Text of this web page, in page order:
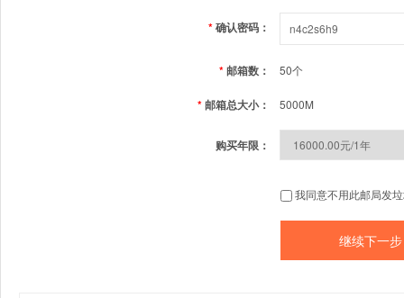
*确认密码：
*邮箱数： 50个
*邮箱总大小： 5000M
购买年限：
我同意不用此邮局发